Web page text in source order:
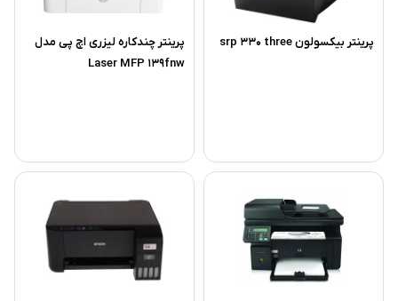
پرینتر بیکسولون srp 330 three
پرینتر چندکاره لیزری اچ‌ پی مدل
Laser MFP 139fnw